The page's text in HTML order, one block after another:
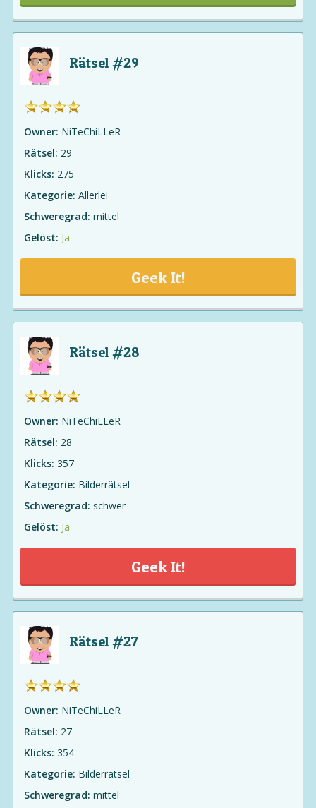
Rätsel #29
Owner: NiTeChiLLeR
Rätsel: 29
Klicks: 275
Kategorie: Allerlei
Schweregrad: mittel
Gelöst: Ja
Geek It!
Rätsel #28
Owner: NiTeChiLLeR
Rätsel: 28
Klicks: 357
Kategorie: Bilderrätsel
Schweregrad: schwer
Gelöst: Ja
Geek It!
Rätsel #27
Owner: NiTeChiLLeR
Rätsel: 27
Klicks: 354
Kategorie: Bilderrätsel
Schweregrad: mittel